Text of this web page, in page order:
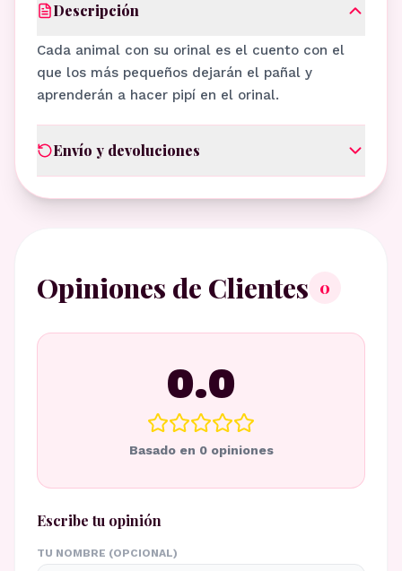
Descripción
Cada animal con su orinal es el cuento con el
que los más pequeños dejarán el pañal y
aprenderán a hacer pipí en el orinal.
Envío y devoluciones
Opiniones de Clientes 0
0.0
Basado en 0opiniones
Escribe tu opinión
TU NOMBRE (OPCIONAL)